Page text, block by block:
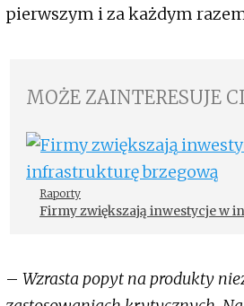
pierwszym i za każdym
MOŻE ZAINTERESUJE
Raporty
Firmy zwiększają inwestycje w
– Wzrasta popyt na produkty